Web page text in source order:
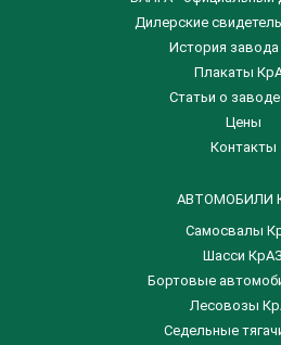
Дилерские
История
Плакаты
Статьи о
Цены
Контакты
АВТОМОБИЛИ
Самосвалы
Шасси КрАЗ
Бортовые
Лесовозы
Седельные